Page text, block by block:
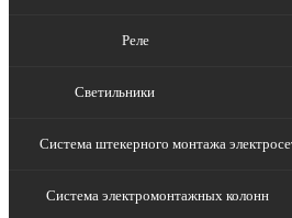
Реле
Светильники
Система штекерного монтажа
Система электромонтажных колонн